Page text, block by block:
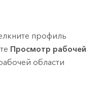
профиль
Просмотр рабочей
области